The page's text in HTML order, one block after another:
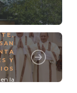
,
,
Y
la